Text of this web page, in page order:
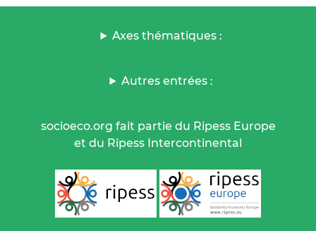
Axes thématiques :
Autres entrées :
socioeco.org fait partie du Ripess Europe
et du Ripess Intercontinental